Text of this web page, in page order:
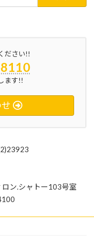
ださい!!
ます!!
ン.シャトー103号室